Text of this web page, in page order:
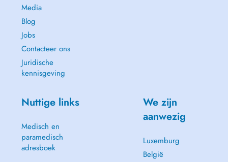
Media
Blog
Jobs
Contacteer ons
Juridische
kennisgeving
Nuttige links
Medisch en
paramedisch
adresboek
We zijn
aanwezig
Luxemburg
België